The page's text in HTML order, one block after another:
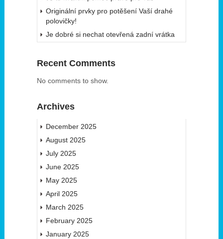
Originální prvky pro potěšení Vaší drahé
polovičky!
Je dobré si nechat otevřená zadní vrátka
Recent Comments
No comments to show.
Archives
December 2025
August 2025
July 2025
June 2025
May 2025
April 2025
March 2025
February 2025
January 2025